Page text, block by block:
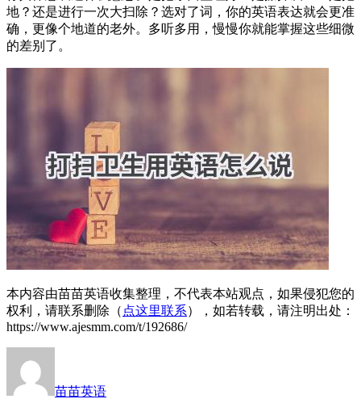
地？还是进行一次大扫除？选对了词，你的英语表达就会更准
确，更像个地道的老外。多听多用，慢慢你就能掌握这些细微
的差别了。
本内容由苗苗英语收集整理，不代表本站观点，如果侵犯您的
权利，请联系删除（ 点这里联系），如若转载，请注明出处：
https://www.ajesmm.com/t/192686/
苗苗英语